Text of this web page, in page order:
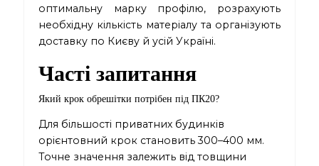
оптимальну марку профілю, розрахують
необхідну кількість матеріалу та організують
доставку по Києву й усій Україні.
Часті запитання
Який крок обрешітки потрібен під ПК20?
Для більшості приватних будинків
орієнтовний крок становить 300–400 мм.
Точне значення залежить від товщини